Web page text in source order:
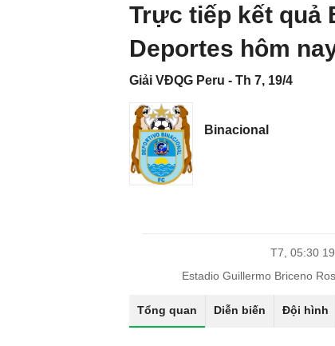
Trực tiếp kết quả
Deportes hôm
Giải VĐQG Peru - Th 7, 19/4
Binacional
T7, 05:30
Estadio Guillermo Briceno
Tổng quan Diễn biến Đội hình